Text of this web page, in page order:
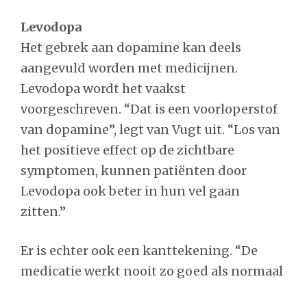
Levodopa
Het gebrek aan dopamine kan deels
aangevuld worden met medicijnen.
Levodopa wordt het vaakst
voorgeschreven. “Dat is een voorloperstof
van dopamine”, legt van Vugt uit. “Los van
het positieve effect op de zichtbare
symptomen, kunnen patiënten door
Levodopa ook beter in hun vel gaan
zitten.”
Er is echter ook een kanttekening. “De
medicatie werkt nooit zo goed als normaal